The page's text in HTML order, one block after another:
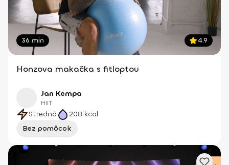
36 min 4.9
Honzova makačka s fitloptou
Jan Kempa
HIIT
Stredná 208 kcal
Bez pomôcok